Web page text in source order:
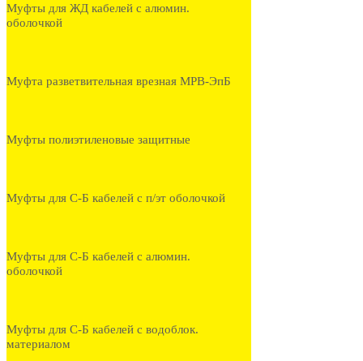
Муфты для ЖД кабелей с алюмин.
оболочкой
Муфта разветвительная врезная МРВ-ЭпБ
Муфты полиэтиленовые защитные
Муфты для С-Б кабелей с п/эт оболочкой
Муфты для С-Б кабелей с алюмин.
оболочкой
Муфты для С-Б кабелей с водоблок.
материалом